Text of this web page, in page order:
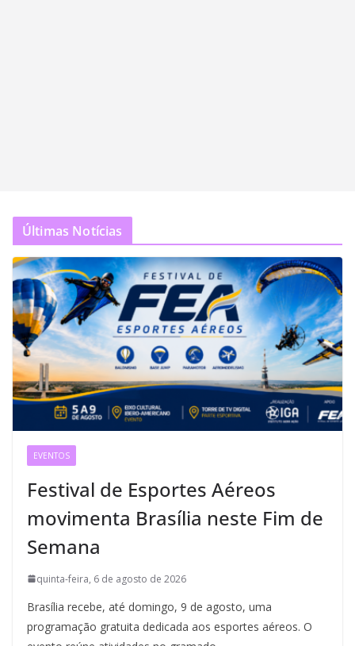
Últimas Notícias
EVENTOS
Festival de Esportes Aéreos
movimenta Brasília neste Fim de
Semana
quinta-feira, 6 de agosto de 2026
Brasília recebe, até domingo, 9 de agosto, uma
programação gratuita dedicada aos esportes aéreos. O